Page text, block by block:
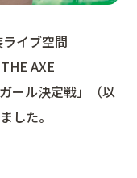
イブ空間
AXE
ール決定戦」（以
した。